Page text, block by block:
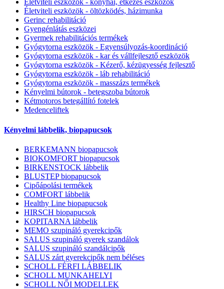
Életviteli eszközök - konyhai, étkezés eszközök
Életviteli eszközök - öltözködés, házimunka
Gerinc rehabilitáció
Gyengénlátás eszközei
Gyermek rehabilitációs termékek
Gyógytorna eszközök - Egyensúlyozás-koordináció
Gyógytorna eszközök - kar és vállfejlesztő eszközök
Gyógytorna eszközök - Kézerő, kézügyesség fejlesztő
Gyógytorna eszközök - láb rehabilitáció
Gyógytorna eszközök - masszázs termékek
Kényelmi bútorok - betegszoba bútorok
Kétmotoros betegállító fotelek
Medenceliftek
Kényelmi lábbelik, biopapucsok
BERKEMANN biopapucsok
BIOKOMFORT biopapucsok
BIRKENSTOCK lábbelik
BLUSTEP biopapucsok
Cipőápolási termékek
COMFORT lábbelik
Healthy Line biopapucsok
HIRSCH biopapucsok
KOPITARNA lábbelik
MEMO szupináló gyerekcipők
SALUS szupináló gyerek szandálok
SALUS szupináló szandálcipők
SALUS zárt gyerekcipők nem béléses
SCHOLL FÉRFI LÁBBELIK
SCHOLL MUNKAHELYI
SCHOLL NŐI MODELLEK